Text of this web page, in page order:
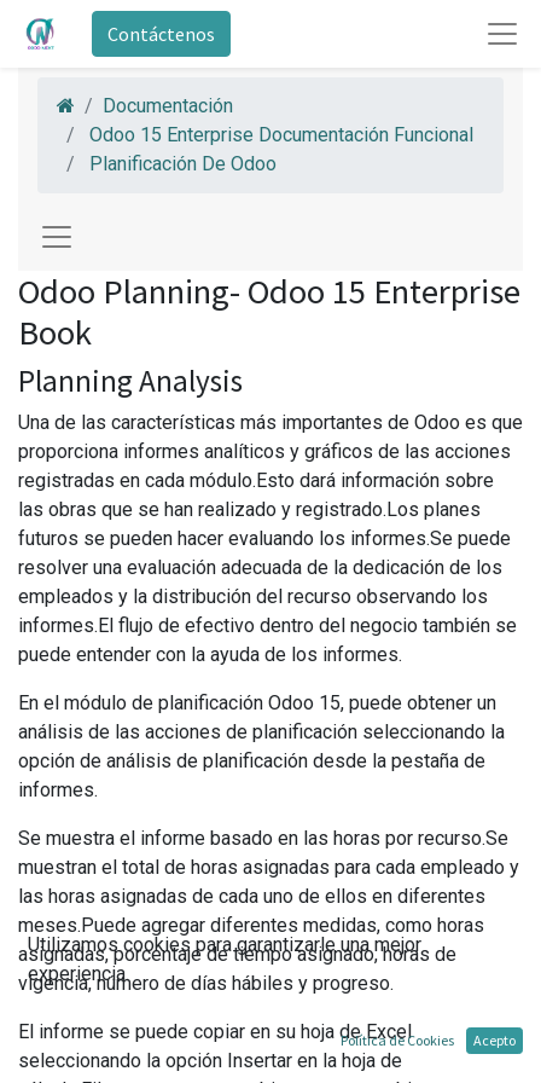
Contáctenos
Documentación
Odoo 15 Enterprise Documentación Funcional
Planificación De Odoo
Odoo Planning- Odoo 15 Enterprise
Book
Planning Analysis
Una de las características más importantes de Odoo es que
proporciona informes analíticos y gráficos de las acciones
registradas en cada módulo.Esto dará información sobre
las obras que se han realizado y registrado.Los planes
futuros se pueden hacer evaluando los informes.Se puede
resolver una evaluación adecuada de la dedicación de los
empleados y la distribución del recurso observando los
informes.El flujo de efectivo dentro del negocio también se
puede entender con la ayuda de los informes.
En el módulo de planificación Odoo 15, puede obtener un
análisis de las acciones de planificación seleccionando la
opción de análisis de planificación desde la pestaña de
informes.
Se muestra el informe basado en las horas por recurso.Se
muestran el total de horas asignadas para cada empleado y
las horas asignadas de cada uno de ellos en diferentes
meses.Puede agregar diferentes medidas, como horas
asignadas, porcentaje de tiempo asignado, horas de
vigencia, número de días hábiles y progreso.
El informe se puede copiar en su hoja de Excel
seleccionando la opción Insertar en la hoja de
Utilizamos cookies para garantizarle una mejor
experiencia.
Política de Cookies Acepto